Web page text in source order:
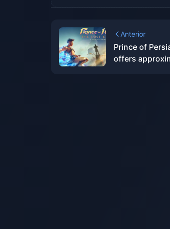
Anterior
Prince of
offers